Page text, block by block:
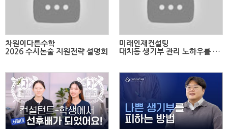
차원이다른수학
2026 수시논술 지원전략 설명회
미래인재컨설팅
대치동 생기부 관리 노하우를 알려드립니다.